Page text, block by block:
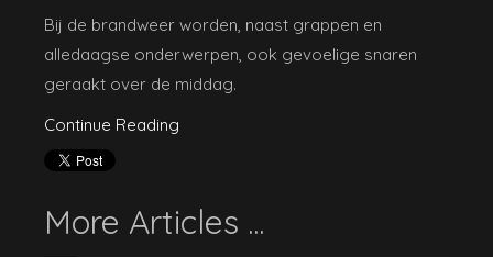
Bij de brandweer worden, naast grappen en
alledaagse onderwerpen, ook gevoelige snaren
geraakt over de middag.
Continue Reading
More Articles ...